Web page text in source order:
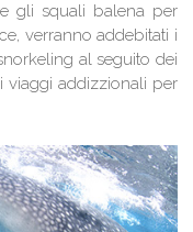
gli squali balena per
verranno addebitati i
al seguito dei
viaggi addizzionali per